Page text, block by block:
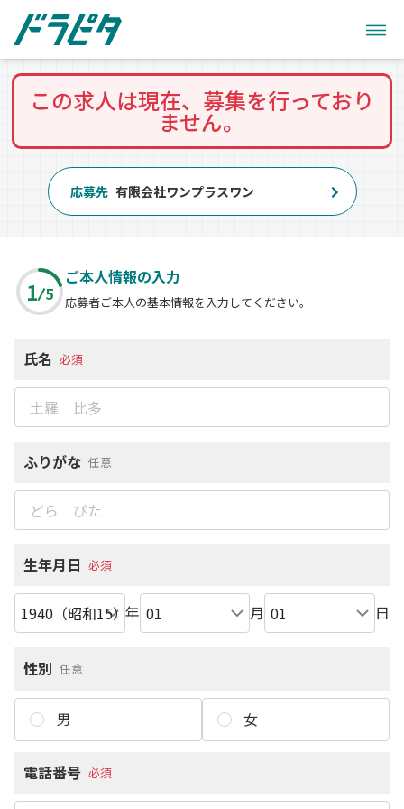
この求人は現在、募集を行っており
ません。
応募先 有限会社ワンプラスワン
1 5
ご本人情報の入力
応募者ご本人の基本情報を入力してください。
氏名 必須
ふりがな 任意
生年月日 必須
年 月 日
性別 任意
男 女
電話番号 必須